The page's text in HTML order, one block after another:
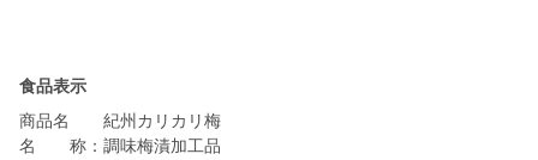
食品表示
商品名 紀州カリカリ梅
名 称：調味梅漬加工品